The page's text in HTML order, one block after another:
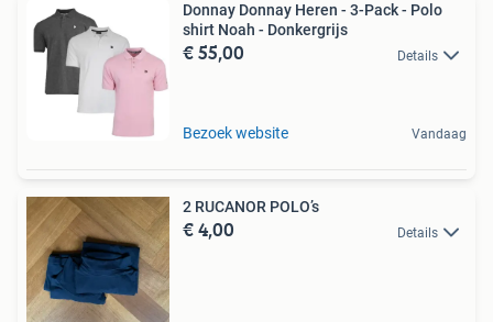
Donnay Donnay Heren - 3-Pack - Polo
shirt Noah - Donkergrijs
€ 55,00 Details
Bezoek website Vandaag
2 RUCANOR POLO’s
€ 4,00 Details